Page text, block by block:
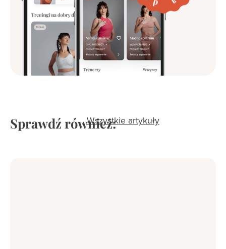
Sprawdź również:Wszystkie artykuły